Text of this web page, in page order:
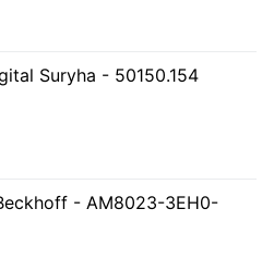
Suryha - 50150.154
- AM8023-3EH0-